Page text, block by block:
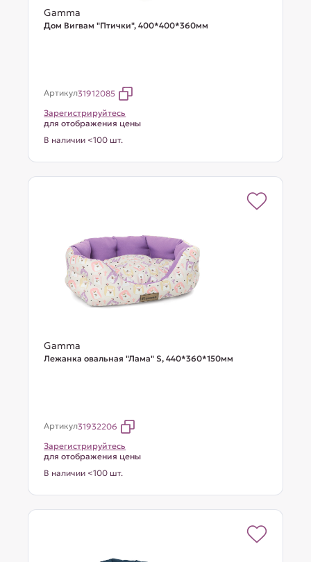
Gamma
Дом Вигвам "Птички", 400*400*360мм
Артикул31912085
Зарегистрируйтесь
для отображения цены
В наличии <100 шт.
Gamma
Лежанка овальная "Лама" S, 440*360*150мм
Артикул31932206
Зарегистрируйтесь
для отображения цены
В наличии <100 шт.